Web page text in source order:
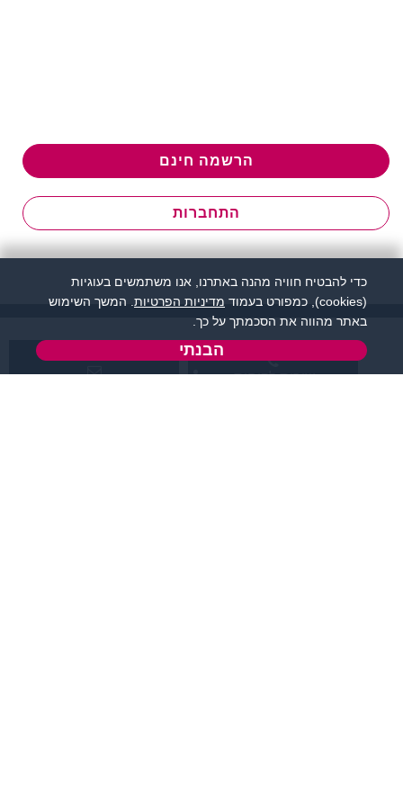
הרשמה חינם
התחברות
שירות לקוחות:
כדי להבטיח חוויה מהנה באתרנו, אנו משתמשים בעוגיות
(cookies), כמפורט בעמוד
מדיניות הפרטיות . המשך השימוש
באתר מהווה את הסכמתך על כך.
הבנתי